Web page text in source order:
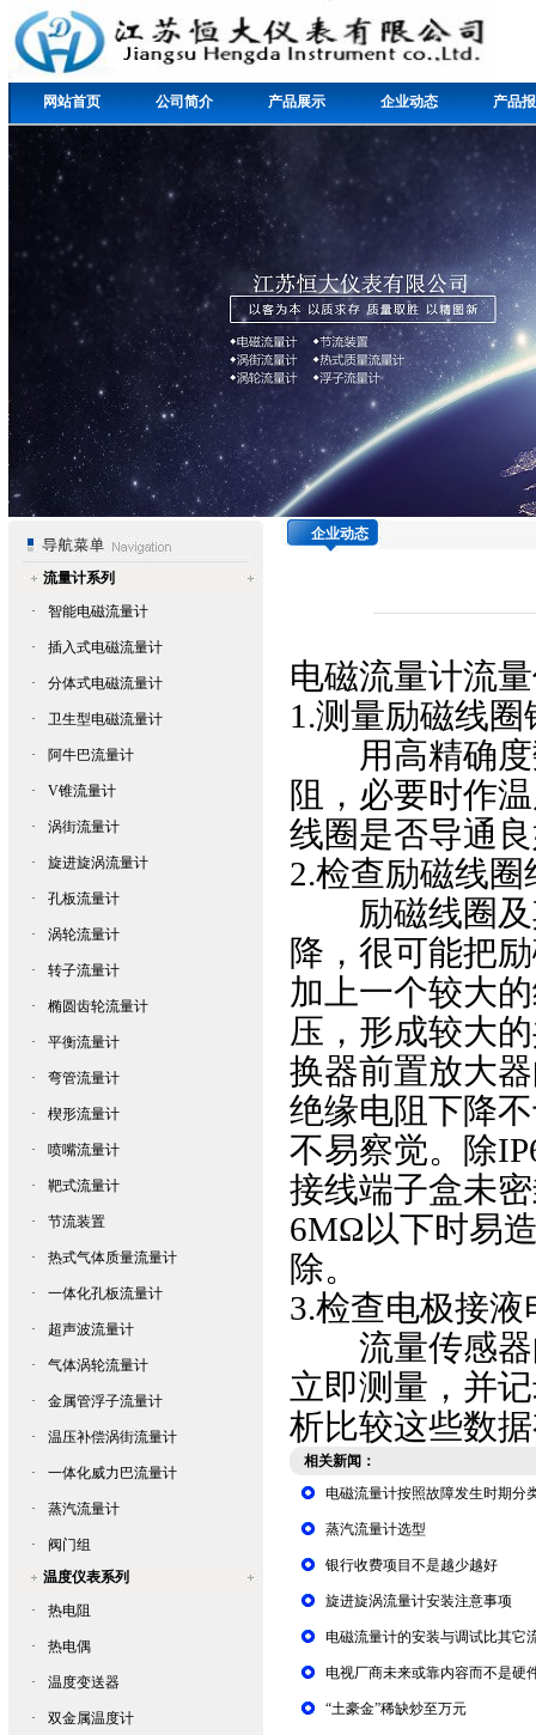
网站首页 公司简介 产品展示 企业动态 产品
流量计系列
·
智能电磁流量计
· 插入式电磁流量计
· 分体式电磁流量计
· 卫生型电磁流量计
· 阿牛巴流量计
· V锥流量计
· 涡街流量计
· 旋进旋涡流量计
· 孔板流量计
· 涡轮流量计
· 转子流量计
· 椭圆齿轮流量计
· 平衡流量计
· 弯管流量计
· 楔形流量计
· 喷嘴流量计
· 靶式流量计
· 节流装置
· 热式气体质量流量计
· 一体化孔板流量计
· 超声波流量计
· 气体涡轮流量计
· 金属管浮子流量计
· 温压补偿涡街流量计
· 一体化威力巴流量计
· 蒸汽流量计
·
阀门组
温度仪表系列
·
热电阻
· 热电偶
· 温度变送器
·
双金属温度计
企业动态
电磁流量计流
1.测量励磁线圈
用高精确度
阻，必要时作
线圈是否导通
2.检查励磁线圈
励磁线圈及
降，很可能把
加上一个较大
压，形成较大
换器前置放大
绝缘电阻下降
不易察觉。除
接线端子盒未
6MΩ以下时易
除。
3.检查电极接液
流量传感器
立即测量，并
析比较这些数
相关新闻：
电磁流量计按照故障发生时期分
蒸汽流量计选型
银行收费项目不是越少越好
旋进旋涡流量计安装注意事项
电磁流量计的安装与调试比其它
电视厂商未来或靠内容而不是硬
“土豪金”稀缺炒至万元